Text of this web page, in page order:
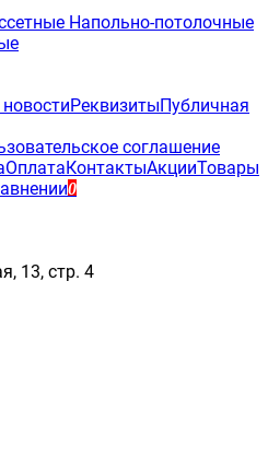
Напольно-потолочные
РеквизитыПубличная
соглашение
ОплатаКонтактыАкцииТовары
0
13, стр. 4